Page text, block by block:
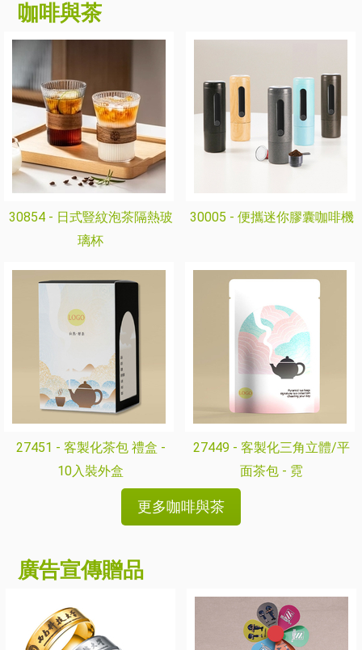
咖啡與茶
30854 - 日式豎紋泡茶隔熱玻
璃杯
30005 - 便攜迷你膠囊咖啡機
27451 - 客製化茶包 禮盒 -
10入裝外盒
27449 - 客製化三角立體/平
面茶包 - 霓
更多咖啡與茶
廣告宣傳贈品